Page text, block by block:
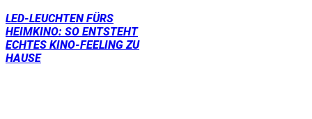
LED-LEUCHTEN FÜRS
HEIMKINO: SO ENTSTEHT
ECHTES KINO-FEELING ZU
HAUSE